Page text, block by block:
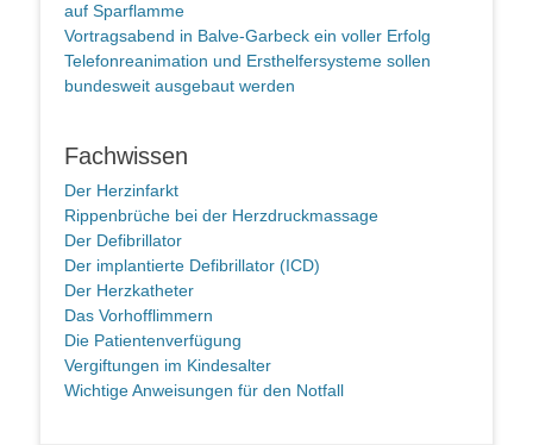
auf Sparflamme
Vortragsabend in Balve-Garbeck ein voller Erfolg
Telefonreanimation und Ersthelfersysteme sollen
bundesweit ausgebaut werden
Fachwissen
Der Herzinfarkt
Rippenbrüche bei der Herzdruckmassage
Der Defibrillator
Der implantierte Defibrillator (ICD)
Der Herzkatheter
Das Vorhofflimmern
Die Patientenverfügung
Vergiftungen im Kindesalter
Wichtige Anweisungen für den Notfall